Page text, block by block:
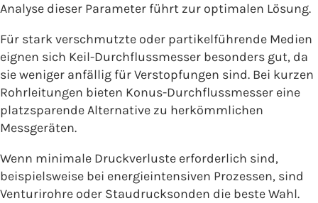
Analyse dieser Parameter führt zur optimalen Lösung.
Für stark verschmutzte oder partikelführende Medien
eignen sich Keil-Durchflussmesser besonders gut, da
sie weniger anfällig für Verstopfungen sind. Bei kurzen
Rohrleitungen bieten Konus-Durchflussmesser eine
platzsparende Alternative zu herkömmlichen
Messgeräten.
Wenn minimale Druckverluste erforderlich sind,
beispielsweise bei energieintensiven Prozessen, sind
Venturirohre oder Staudrucksonden die beste Wahl.